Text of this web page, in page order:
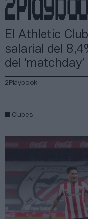
El Athletic
salarial del
del ‘matchday’
2Playbook
Clubes